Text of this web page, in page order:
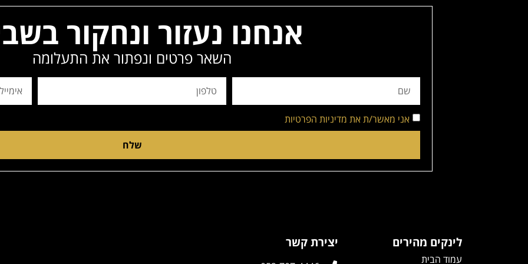
אנחנו נעזור ונחקור
השאר פרטים ונפתור את התעלומה
אני מאשר/ת את מדיניות הפרטיות
שלח
לינקים מהירים
עמוד הבית
יצירת קשר